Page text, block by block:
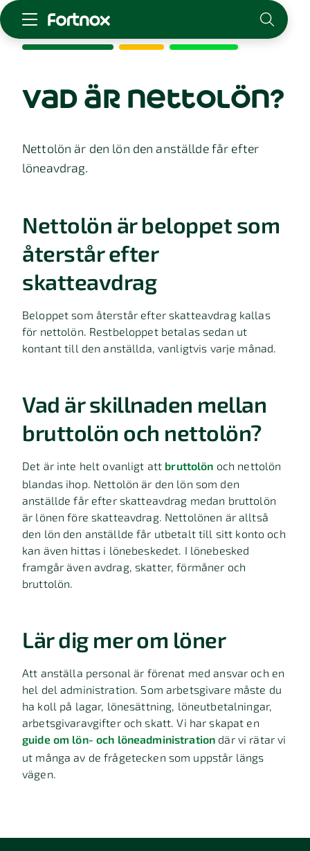
Skaffa Fortnox
För redovisningsbyrån
Logga in
Karriär
Kontakt
vad är nettolön?
Nettolön är den lön den anställde får efter
löneavdrag.
Nettolön är beloppet som
återstår efter
skatteavdrag
Beloppet som återstår efter skatteavdrag kallas
för nettolön. Restbeloppet betalas sedan ut
kontant till den anställda, vanligtvis varje månad.
Vad är skillnaden mellan
bruttolön och nettolön?
Det är inte helt ovanligt att bruttolön och nettolön
blandas ihop. Nettolön är den lön som den
anställde får efter skatteavdrag medan bruttolön
är lönen före skatteavdrag. Nettolönen är alltså
den lön den anställde får utbetalt till sitt konto och
kan även hittas i lönebeskedet. I lönebesked
framgår även avdrag, skatter, förmåner och
bruttolön.
Lär dig mer om löner
Att anställa personal är förenat med ansvar och en
hel del administration. Som arbetsgivare måste du
ha koll på lagar, lönesättning, löneutbetalningar,
arbetsgivaravgifter och skatt. Vi har skapat en
guide om lön- och löneadministration där vi rätar vi
ut många av de frågetecken som uppstår längs
vägen.